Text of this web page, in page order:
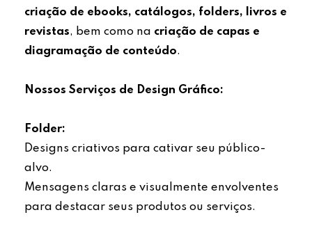
criação de ebooks, catálogos, folders, livros e
revistas, bem como na criação de capas e
diagramação de conteúdo.
Nossos Serviços de Design Gráfico:
Folder:
Designs criativos para cativar seu público-
alvo.
Mensagens claras e visualmente envolventes
para destacar seus produtos ou serviços.